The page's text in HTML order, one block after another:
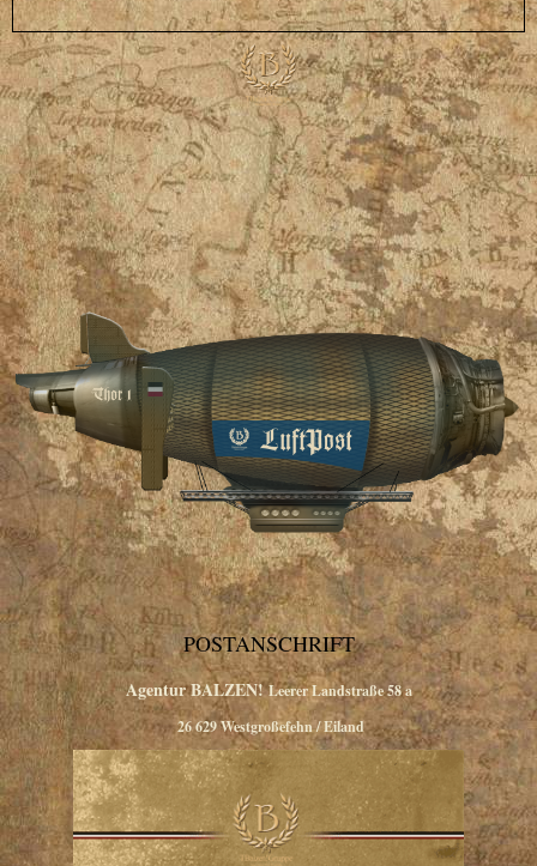
POSTANSCHRIFT
Agentur BALZEN!Leerer Landstraße 58 a
26 629 Westgroßefehn / Eiland